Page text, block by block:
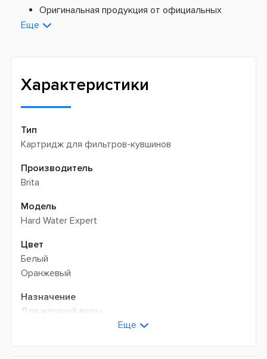
Платная доставка из Европы:
Новая почта -
Оригинальная продукция от официальных
поставщиков
Еще
Характеристики
Тип
Картридж для фильтров-кувшинов
Производитель
Brita
Модель
Hard Water Expert
Цвет
Белый
Оранжевый
Назначение
Для жёсткой воды
Еще